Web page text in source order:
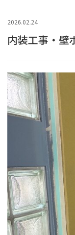
2026.02.24
内装工事・壁